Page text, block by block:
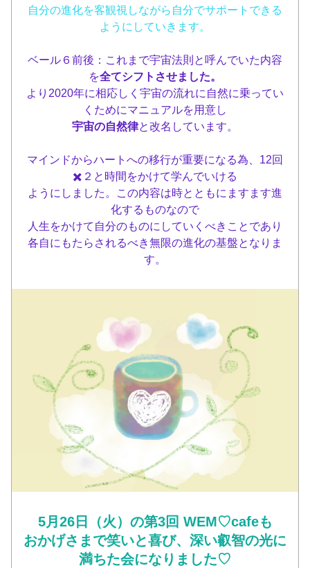
自分の進化を客観視しながら自分でサポートできる
ようにしていきます。
ベール６前後：これまで宇宙法則と呼んでいた内容
を全てシフトさせました。
より2020年に相応しく宇宙の流れに自然に乗ってい
くためにマニュアルを用意し
宇宙の自然律と改名しています。
マインドからハートへの移行が重要になる為、12回
✖️２と時間をかけて学んでいける
ようにしました。この内容は時とともにますます進
化するものなので
人生をかけて自分のものにしていくべきことであり
各自にもたらされるべき無限の進化の基盤となりま
す。
5月26日（火）の第3回 WEM♡cafeも
おかげさまで笑いと喜び、深い叡智の光に
満ちた会になりました♡